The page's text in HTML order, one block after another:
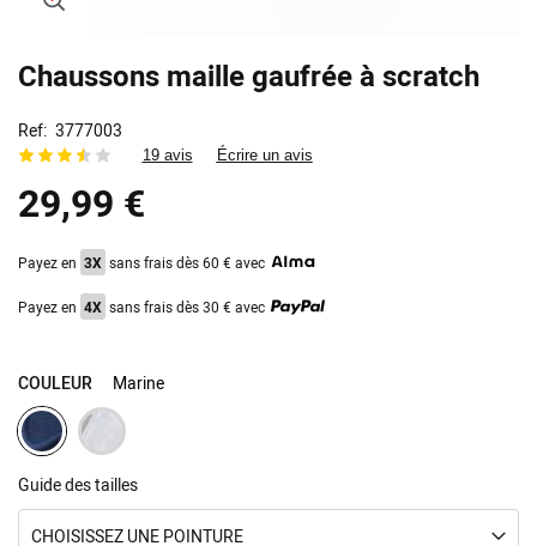
to
the
beginning
of
the
images
gallery
Chaussons maille gaufrée à scratch
Ref 3777003
19 avis Écrire un avis
29,99 €
Payez en 3X sans frais dès 60 € avec
Payez en 4X sans frais dès 30 € avec
COULEUR Marine
Guide des tailles
CHOISISSEZ UNE POINTURE